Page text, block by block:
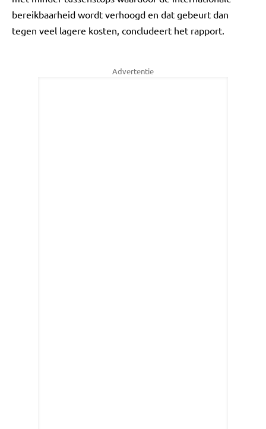
bereikbaarheid wordt verhoogd en dat gebeurt dan
tegen veel lagere kosten, concludeert het rapport.
Advertentie